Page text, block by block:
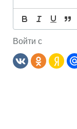
Войти с